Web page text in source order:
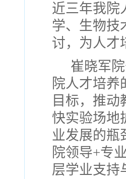
近三年我院
学、生物技
讨，为人才
崔晓军
院人才培养
目标，推
快实验场地
业发展的瓶
院领导+专
层学业支持